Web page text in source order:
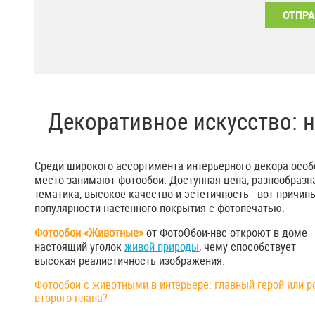
Декоративное
Среди широкого ассортимента интерьерного декора
место занимают фотообои. Доступная цена,
тематика, высокое качество и эстетичность - вот
популярности настенного покрытия с фотопечатью.
Фотообои «Животные»от ФотоОбои-нвс откроют в доме
настоящий уголокживой природы, чему способствует
высокая реалистичность изображения.
Фотообои с животными в интерьере: главный герой или
второго плана?